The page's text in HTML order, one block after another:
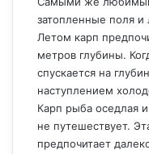
затопленные поля и
Летом карп
метров глубины.
спускается на
наступлением
Карп рыба оседлая
не путешествует.
предпочитает